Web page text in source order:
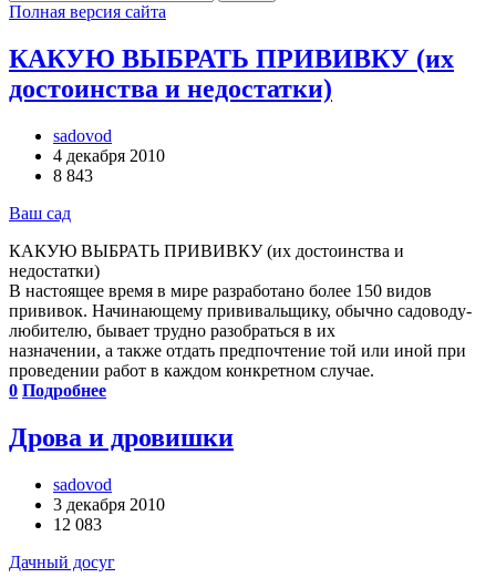
Полная версия сайта
КАКУЮ ВЫБРАТЬ ПРИВИВКУ (их
достоинства и недостатки)
sadovod
4 декабря 2010
8 843
Ваш сад
КАКУЮ ВЫБРАТЬ ПРИВИВКУ (их достоинства и
недостатки)
В настоящее время в мире разработано более 150 видов
прививок. Начинающему прививальщику, обычно садоводу-
любителю, бывает трудно разобраться в их
назначении, а также отдать предпочтение той или иной при
проведении работ в каждом конкретном случае.
0 Подробнее
Дрова и дровишки
sadovod
3 декабря 2010
12 083
Дачный досуг